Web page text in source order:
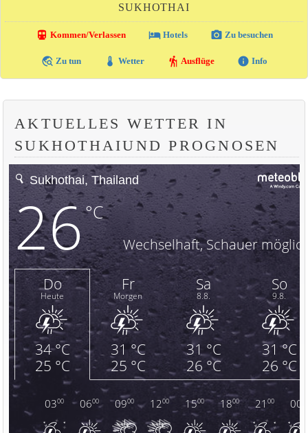
SUKHOTHAI
directions_transit Kommen/Verlassen local_hotelHotels photo_camera Zu besuchen
travel_explore Zu tun thermostat Wetter hiking Ausflüge info Info
AKTUELLES WETTER IN
SUKHOTHAIUND PROGNOSEN